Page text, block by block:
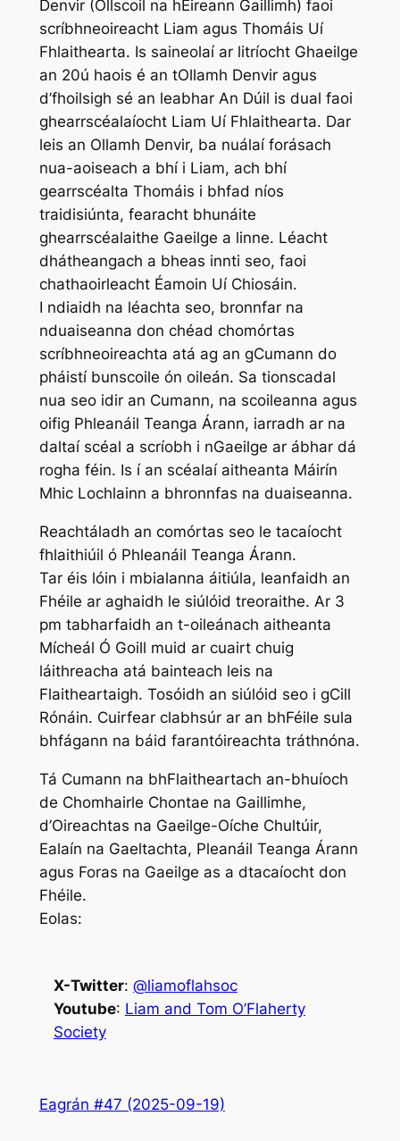
Denvir (Ollscoil na hÉireann Gaillimh) faoi
scríbhneoireacht Liam agus Thomáis Uí
Fhlaithearta. Is saineolaí ar litríocht Ghaeilge
an 20ú haois é an tOllamh Denvir agus
d’fhoilsigh sé an leabhar An Dúil is dual faoi
ghearrscéalaíocht Liam Uí Fhlaithearta. Dar
leis an Ollamh Denvir, ba nuálaí forásach
nua-aoiseach a bhí i Liam, ach bhí
gearrscéalta Thomáis i bhfad níos
traidisiúnta, fearacht bhunáite
ghearrscéalaithe Gaeilge a linne. Léacht
dhátheangach a bheas innti seo, faoi
chathaoirleacht Éamoin Uí Chiosáin.
I ndiaidh na léachta seo, bronnfar na
nduaiseanna don chéad chomórtas
scríbhneoireachta atá ag an gCumann do
pháistí bunscoile ón oileán. Sa tionscadal
nua seo idir an Cumann, na scoileanna agus
oifig Phleanáil Teanga Árann, iarradh ar na
daltaí scéal a scríobh i nGaeilge ar ábhar dá
rogha féin. Is í an scéalaí aitheanta Máirín
Mhic Lochlainn a bhronnfas na duaiseanna.
Reachtáladh an comórtas seo le tacaíocht
fhlaithiúil ó Phleanáil Teanga Árann.
Tar éis lóin i mbialanna áitiúla, leanfaidh an
Fhéile ar aghaidh le siúlóid treoraithe. Ar 3
pm tabharfaidh an t-oileánach aitheanta
Mícheál Ó Goill muid ar cuairt chuig
láithreacha atá bainteach leis na
Flaitheartaigh. Tosóidh an siúlóid seo i gCill
Rónáin. Cuirfear clabhsúr ar an bhFéile sula
bhfágann na báid farantóireachta tráthnóna.
Tá Cumann na bhFlaitheartach an-bhuíoch
de Chomhairle Chontae na Gaillimhe,
d’Oireachtas na Gaeilge-Oíche Chultúir,
Ealaín na Gaeltachta, Pleanáil Teanga Árann
agus Foras na Gaeilge as a dtacaíocht don
Fhéile.
Eolas:
X-Twitter: @liamoflahsoc
Youtube: Liam and Tom O’Flaherty
Society
Eagrán #47 (2025-09-19)